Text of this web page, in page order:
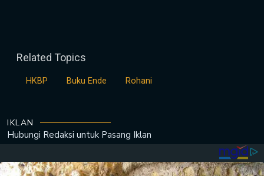
Related Topics
HKBP Buku Ende Rohani
IKLAN
Hubungi Redaksi untuk Pasang Iklan